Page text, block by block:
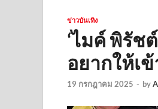
ข่าวบันเทิง
‘ไมค์ พิรัช
อยากให้เ
19 กรกฎาคม 2025 - by